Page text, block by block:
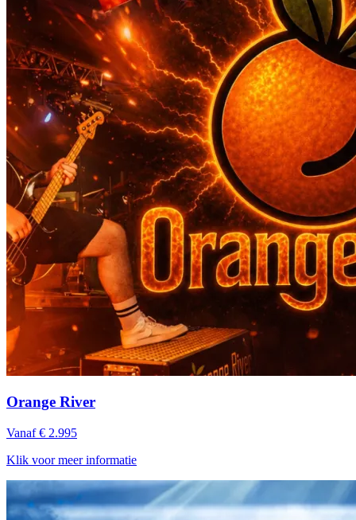
Orange River
Vanaf € 2.995
Klik voor meer informatie